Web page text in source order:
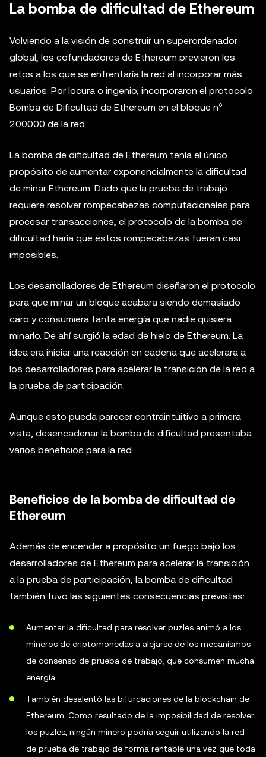
La bomba de dificultad de Ethereum
Volviendo a la visión de construir un superordenador
global, los cofundadores de Ethereum previeron los
retos a los que se enfrentaría la red al incorporar más
usuarios. Por locura o ingenio, incorporaron el protocolo
Bomba de Dificultad de Ethereum en el bloque nº
200000 de la red.
La bomba de dificultad de Ethereum tenía el único
propósito de aumentar exponencialmente la dificultad
de minar Ethereum. Dado que la prueba de trabajo
requiere resolver rompecabezas computacionales para
procesar transacciones, el protocolo de la bomba de
dificultad haría que estos rompecabezas fueran casi
imposibles.
Los desarrolladores de Ethereum diseñaron el protocolo
para que minar un bloque acabara siendo demasiado
caro y consumiera tanta energía que nadie quisiera
minarlo. De ahí surgió la edad de hielo de Ethereum. La
idea era iniciar una reacción en cadena que acelerara a
los desarrolladores para acelerar la transición de la red a
la prueba de participación.
Aunque esto pueda parecer contraintuitivo a primera
vista, desencadenar la bomba de dificultad presentaba
varios beneficios para la red.
Beneficios de la bomba de dificultad de
Ethereum
Además de encender a propósito un fuego bajo los
desarrolladores de Ethereum para acelerar la transición
a la prueba de participación, la bomba de dificultad
también tuvo las siguientes consecuencias previstas:
Aumentar la dificultad para resolver puzles animó a los
mineros de criptomonedas a alejarse de los mecanismos
de consenso de prueba de trabajo, que consumen mucha
energía.
También desalentó las bifurcaciones de la blockchain de
Ethereum. Como resultado de la imposibilidad de resolver
los puzles, ningún minero podría seguir utilizando la red
de prueba de trabajo de forma rentable una vez que toda